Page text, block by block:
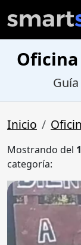
Oficina
Inicio
Mostrando del 1
categoría: